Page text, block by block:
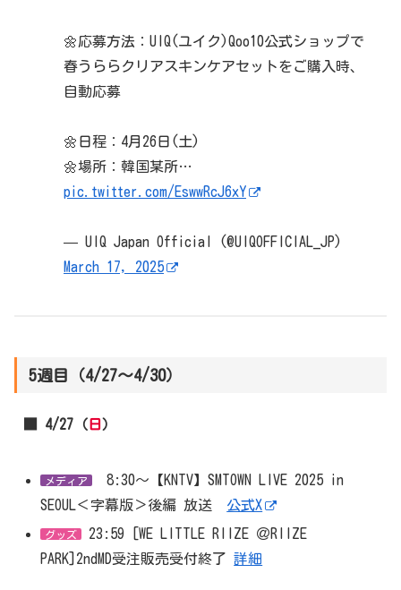
🌼応募方法：UIQ(ユイク)Qoo10公式ショップで
春うららクリアスキンケアセットをご購入時、
自動応募
🌼日程：4月26日(土)
🌼場所：韓国某所…
pic.twitter.com/EswwRcJ6xY
— UIQ Japan Official (@UIQOFFICIAL_JP)
March 17, 2025
5週目（4/27～4/30）
■ 4/27（日 ）
メディア
8:30～【KNTV】SMTOWN LIVE 2025 in
SEOUL＜字幕版＞後編 放送 公式X
グッズ
23:59 [WE LITTLE RIIZE ＠RIIZE
PARK]2ndMD受注販売受付終了詳細